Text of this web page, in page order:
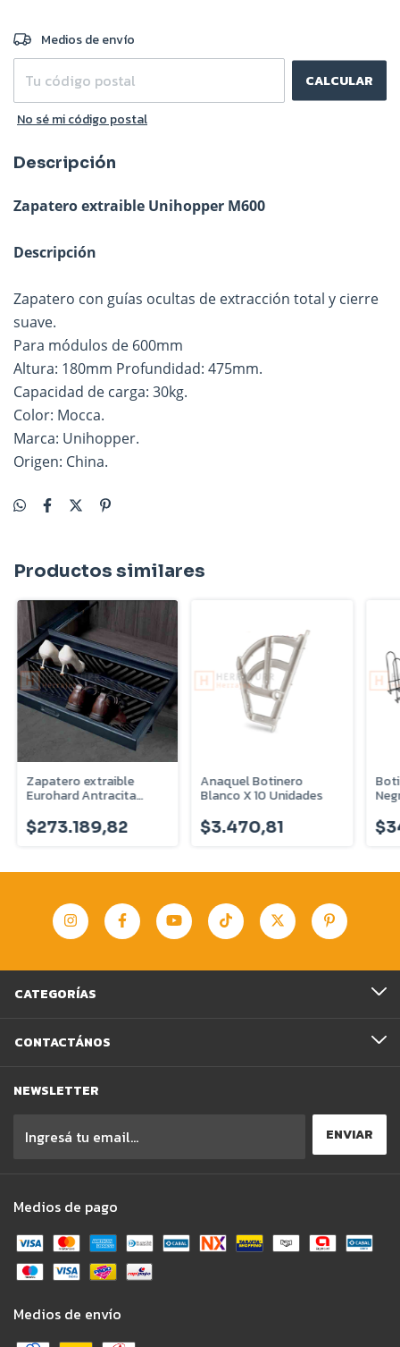
Entregas para el CP:
Medios de envío
CALCULAR
No sé mi código postal
Descripción
Zapatero extraible Unihopper M600
Descripción
Zapatero con guías ocultas de extracción total y cierre
suave.
Para módulos de 600mm
Altura: 180mm Profundidad: 475mm.
Capacidad de carga: 30kg.
Color: Mocca.
Marca: Unihopper.
Origen: China.
Productos similares
Zapatero extraible
Eurohard Antracita
$273.189,82
Anaquel Botinero
Blanco X 10 Unidades
$3.470,81
CATEGORÍAS
CONTACTÁNOS
NEWSLETTER
Medios de pago
Medios de envío